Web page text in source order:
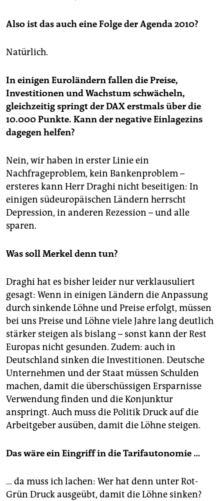
Also ist das auch eine Folge der Agenda 2010?
Natürlich.
In einigen Euroländern fallen die Preise,
Investitionen und Wachstum schwächeln,
gleichzeitig springt der DAX erstmals über die
10.000 Punkte. Kann der negative Einlagezins
dagegen helfen?
Nein, wir haben in erster Linie ein
Nachfrageproblem, kein Bankenproblem –
ersteres kann Herr Draghi nicht beseitigen: In
einigen südeuropäischen Ländern herrscht
Depression, in anderen Rezession – und alle
sparen.
Was soll Merkel denn tun?
Draghi hat es bisher leider nur verklausuliert
gesagt: Wenn in einigen Ländern die Anpassung
durch sinkende Löhne und Preise erfolgt, müssen
bei uns Preise und Löhne viele Jahre lang deutlich
stärker steigen als bislang – sonst kann der Rest
Europas nicht gesunden. Zudem: auch in
Deutschland sinken die Investitionen. Deutsche
Unternehmen und der Staat müssen Schulden
machen, damit die überschüssigen Ersparnisse
Verwendung finden und die Konjunktur
anspringt. Auch muss die Politik Druck auf die
Arbeitgeber ausüben, damit die Löhne steigen.
Das wäre ein Eingriff in die Tarifautonomie …
… da muss ich lachen: Wer hat denn unter Rot-
Grün Druck ausgeübt, damit die Löhne sinken?